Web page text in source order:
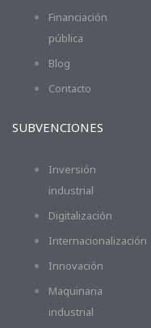
Financiación
pública
Blog
Contacto
SUBVENCIONES
Inversión
industrial
Digitalización
Internacionalización
Innovación
Maquinaria
industrial